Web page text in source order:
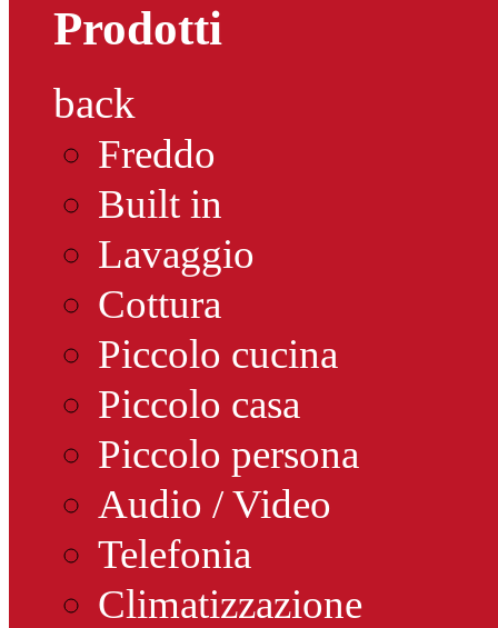
Prodotti
back
Freddo
Built in
Lavaggio
Cottura
Piccolo cucina
Piccolo casa
Piccolo persona
Audio / Video
Telefonia
Climatizzazione